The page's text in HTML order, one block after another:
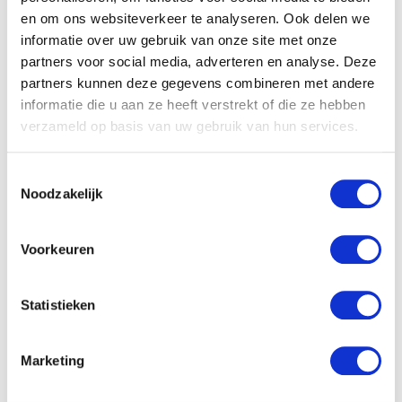
en om ons websiteverkeer te analyseren. Ook delen we
informatie over uw gebruik van onze site met onze
partners voor social media, adverteren en analyse. Deze
partners kunnen deze gegevens combineren met andere
informatie die u aan ze heeft verstrekt of die ze hebben
verzameld op basis van uw gebruik van hun services.
Noodzakelijk
Voorkeuren
Statistieken
Marketing
beveiligingsonderdeel van een installatie
toegepast. Alle vuildelen boven een bepaalde
afmeting worden...
Toon Details